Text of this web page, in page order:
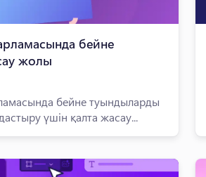
бейне
жолы
бейне туындыларды
үшін қалта жасау...